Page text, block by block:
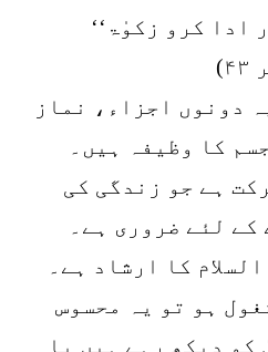
ادا کرو زکوٰۃ‘‘
دونوں اجزاء، نماز
کا وظیفہ ہیں۔
ہے جو زندگی کی
لئے ضروری ہے۔
کا ارشاد ہے۔
ہو تو یہ محسوس
دیکھ رہے ہیں یا